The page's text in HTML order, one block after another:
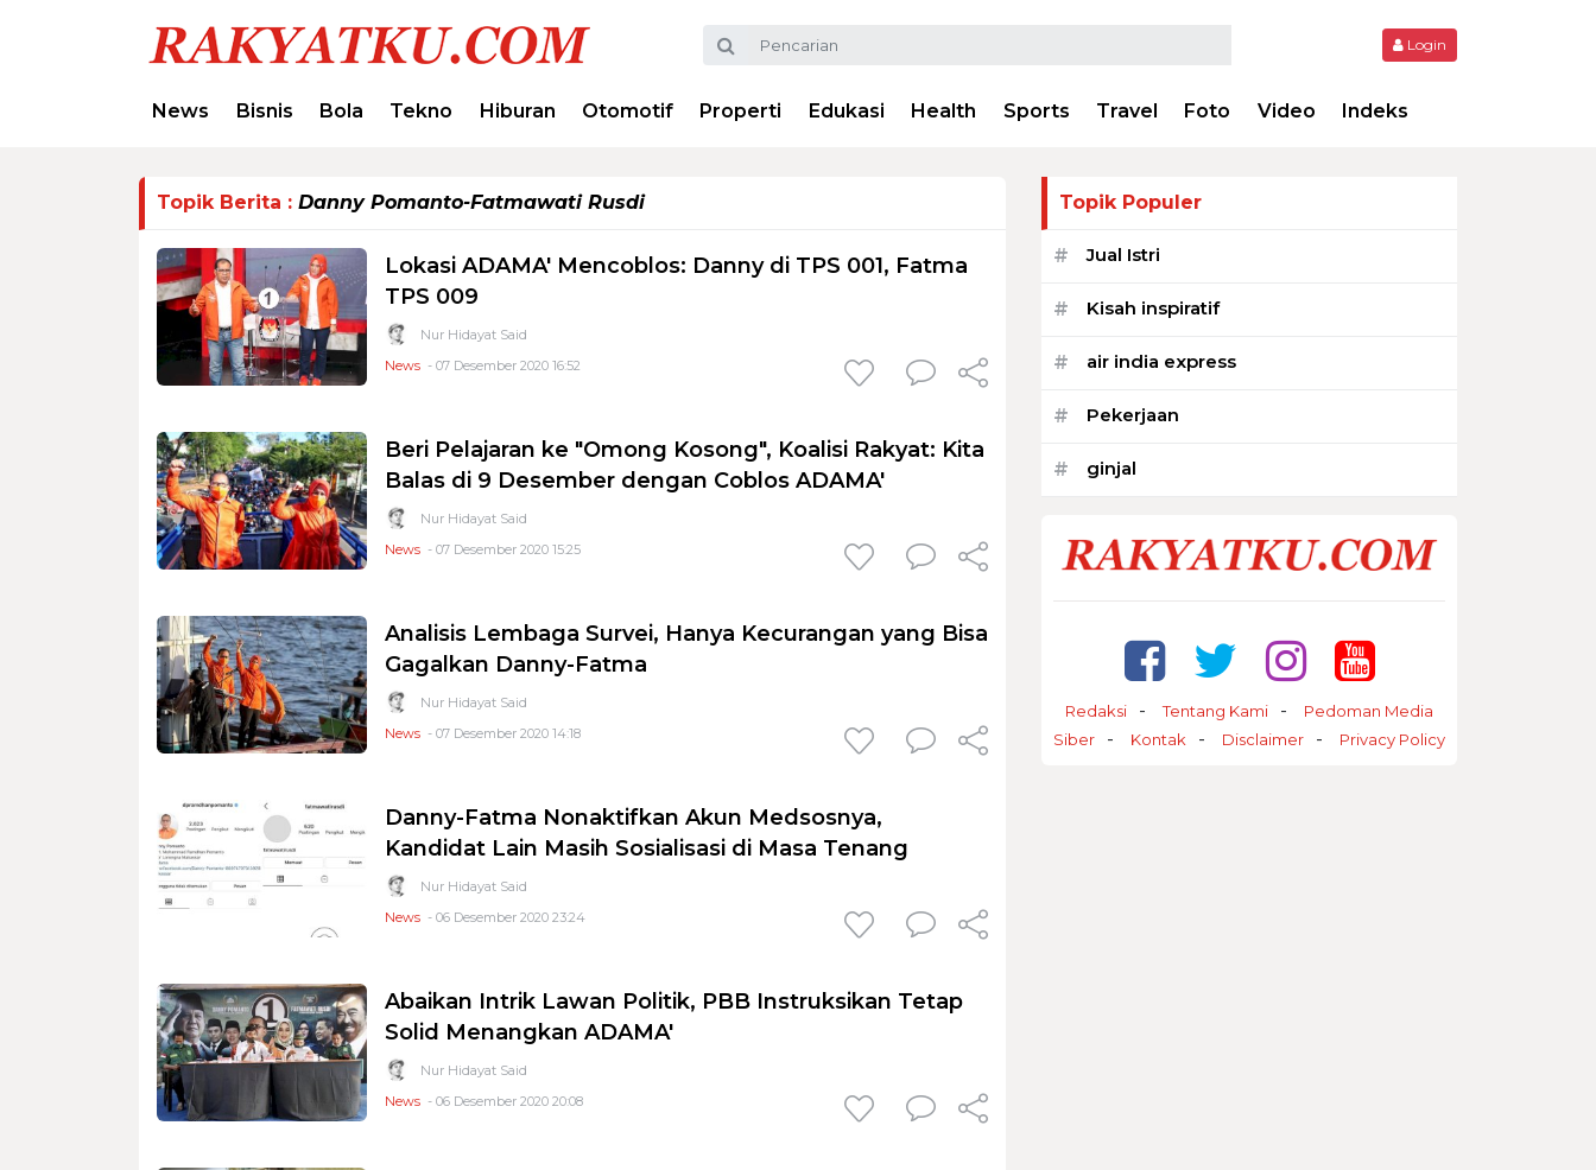
Login
News Bisnis Bola Tekno Hiburan Otomotif Properti Edukasi Health Sports Travel Foto Video Indeks
Topik Berita : Danny Pomanto-Fatmawati Rusdi
Lokasi ADAMA' Mencoblos: Danny di TPS 001, Fatma
TPS 009
Nur Hidayat Said
News - 07 Desember 2020 16:52
Beri Pelajaran ke "Omong Kosong", Koalisi Rakyat: Kita
Balas di 9 Desember dengan Coblos ADAMA'
Nur Hidayat Said
News - 07 Desember 2020 15:25
Analisis Lembaga Survei, Hanya Kecurangan yang Bisa
Gagalkan Danny-Fatma
Nur Hidayat Said
News - 07 Desember 2020 14:18
Danny-Fatma Nonaktifkan Akun Medsosnya,
Kandidat Lain Masih Sosialisasi di Masa Tenang
Nur Hidayat Said
News - 06 Desember 2020 23:24
Abaikan Intrik Lawan Politik, PBB Instruksikan Tetap
Solid Menangkan ADAMA'
Nur Hidayat Said
News - 06 Desember 2020 20:08
Topik Populer
# Jual Istri
# Kisah inspiratif
# air india express
# Pekerjaan
# ginjal
Redaksi Tentang Kami
Pedoman Media
Siber
Kontak Disclaimer Privacy Policy